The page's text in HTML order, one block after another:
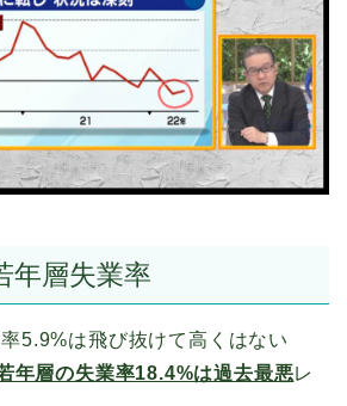
年層失業率
5.9%は飛び抜けて高くはない
年層の失業率18.4%は過去最悪レ